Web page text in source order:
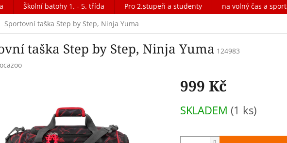
Školní batohy 1. - 5. třída Pro 2.stupeň a studenty na volný čas a sport
Sportovní taška Step by Step, Ninja Yuma
taška Step by Step, Ninja Yuma 124983
999 Kč
cena:
SKLADEM (1 ks)